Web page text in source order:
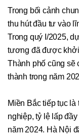
Trong bối cảnh
thu hút đầu tư vào
Trong quý I/2025,
tương đã được khởi
Thành phố cũng sẽ
thành trong năm
Miền Bắc tiếp tục
nghiệp, tỷ lệ lấp
năm 2024. Hà Nội